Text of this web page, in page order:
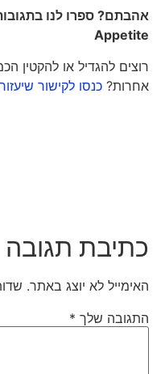
אהבתם? ספרו לנו בתגובות
Appetite
רוצים להגדיל או להקטין
אחרות?כנסו לקישור שיעזור
כתיבת תגובה
האימייל לא יוצג באתר. שדות
התגובה שלך*